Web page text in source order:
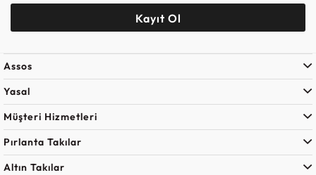
Kayıt Ol
Assos
Yasal
Müşteri Hizmetleri
Pırlanta Takılar
Altın Takılar